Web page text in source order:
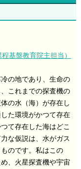
盤教育院主担当）
の地であり、生命の
これまでの探査機の
の水（海）が存在し
た環境がかつて存在
て存在した海はどこ
な仮説は、水がガス
のです。私はこの
、火星探査機や宇宙